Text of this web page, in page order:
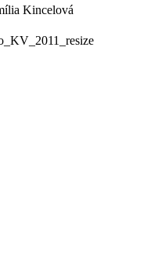
Kincelová